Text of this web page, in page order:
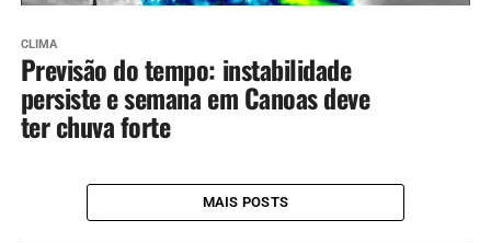
CLIMA
Previsão do tempo: instabilidade
persiste e semana em Canoas deve
ter chuva forte
MAIS POSTS